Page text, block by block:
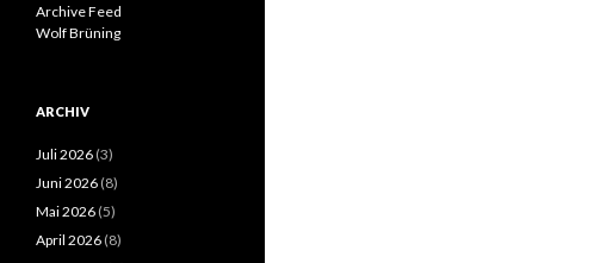
Archive Feed
Wolf Brüning
ARCHIV
Juli 2026 (3)
Juni 2026 (8)
Mai 2026 (5)
April 2026 (8)